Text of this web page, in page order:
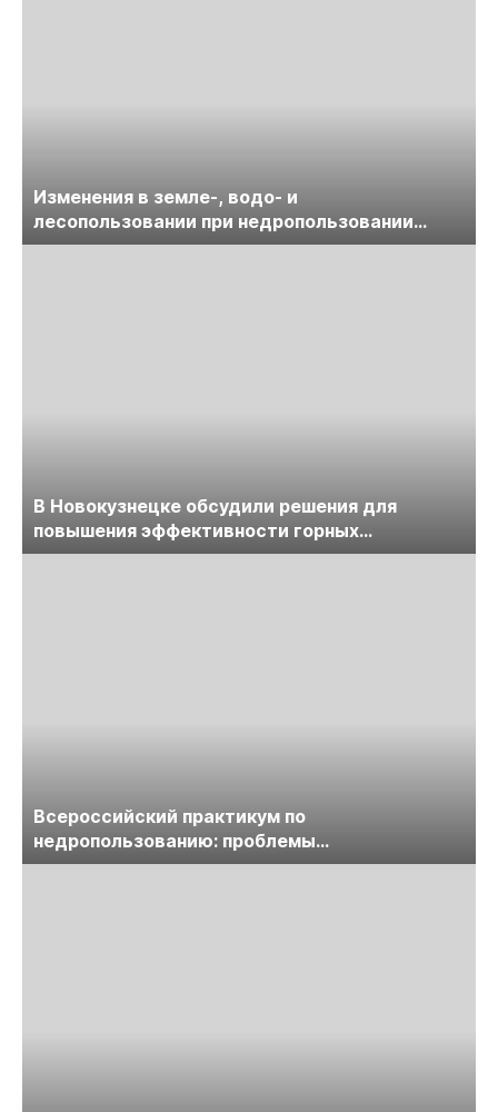
Изменения в земле-, водо- и
лесопользовании при недропользовании
обсудят на семинаре «ПравоТЭК»
В Новокузнецке обсудили решения для
повышения эффективности горных
предприятий
Всероссийский практикум по
недропользованию: проблемы
лицензирования, цифровизации, экспертизы